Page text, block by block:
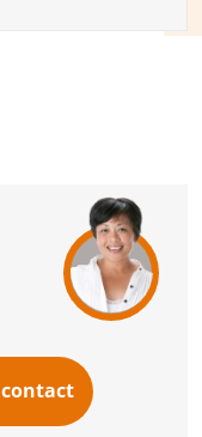
contact